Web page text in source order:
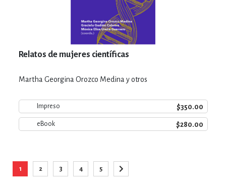
Relatos de mujeres científicas
Martha Georgina Orozco Medina y otros
Impreso $350.00
eBook $280.00
Página
Está viendo la página
1
Página
2
Página
3
Página
4
Página
5
Página
Siguiente